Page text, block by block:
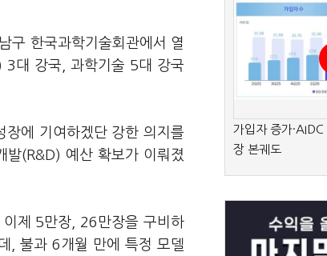
구 한국과학기술회관에서 열
3대 강국, 과학기술 5대 강국
에 기여하겠단 강한 의지를
(R&D) 예산 확보가 이뤄졌
제 5만장, 26만장을 구비하
, 불과 6개월 만에 특정 모델
가입자 증가
장 본궤도